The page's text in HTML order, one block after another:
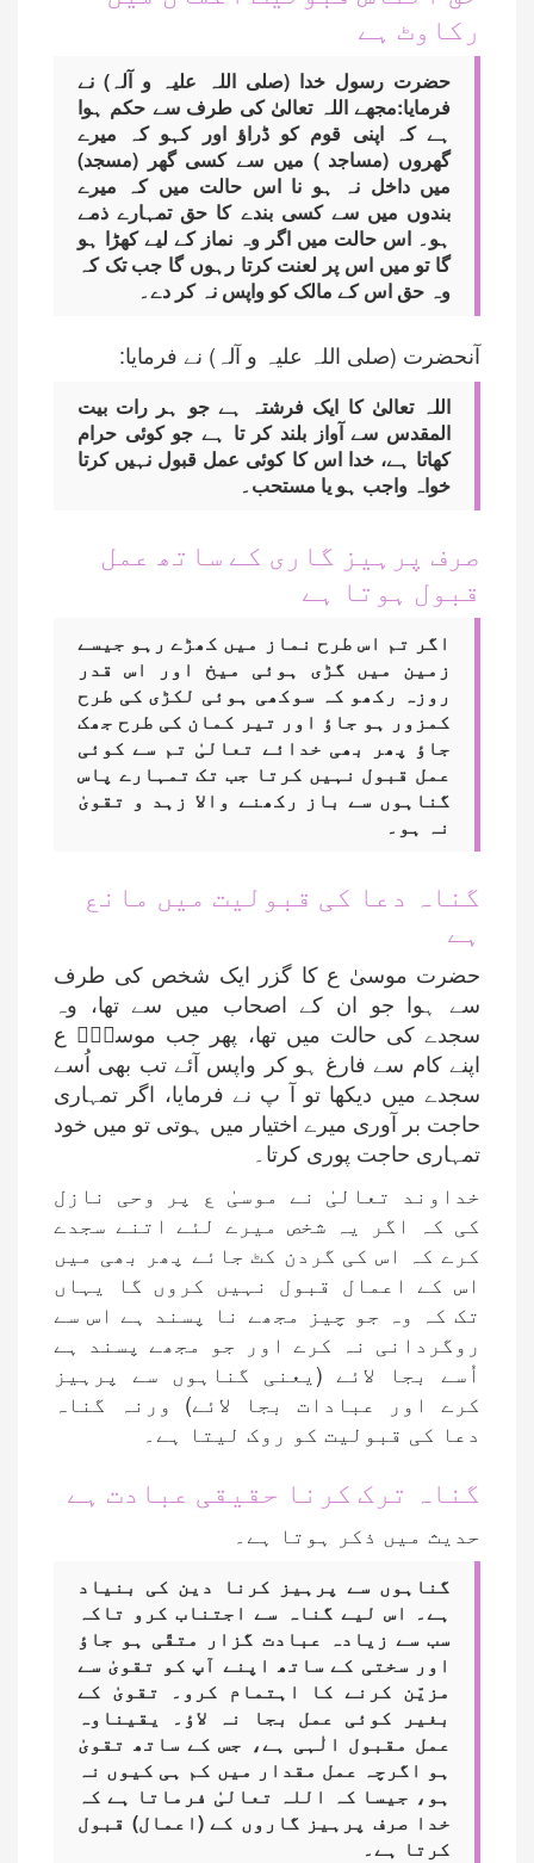
رکاوٹ ہے
حضرت رسول خدا (صلی اللہ علیہ و آلہ) نے
فرمایا:مجھے اللہ تعالیٰ کی طرف سے حکم ہوا
ہے کہ اپنی قوم کو ڈراؤ اور کہو کہ میرے
گھروں (مساجد ) میں سے کسی گھر (مسجد)
میں داخل نہ ہو نا اس حالت میں کہ میرے
بندوں میں سے کسی بندے کا حق تمہارے ذمے
ہو۔ اس حالت میں اگر وہ نماز کے لیے کھڑا ہو
گا تو میں اس پر لعنت کرتا رہوں گا جب تک کہ
وہ حق اس کے مالک کو واپس نہ کر دے۔
آنحضرت (صلی اللہ علیہ و آلہ) نے فرمایا:
اللہ تعالیٰ کا ایک فرشتہ ہے جو ہر رات بیت
المقدس سے آواز بلند کر تا ہے جو کوئی حرام
کھاتا ہے، خدا اس کا کوئی عمل قبول نہیں کرتا
خواہ واجب ہو یا مستحب۔
صرف پرہیز گاری کے ساتھ عمل
قبول ہوتا ہے
اگر تم اس طرح نماز میں کھڑے رہو جیسے
زمین میں گڑی ہوئی میخ اور اس قدر
روزہ رکھو کہ سوکھی ہوئی لکڑی کی طرح
کمزور ہو جاؤ اور تیر کمان کی طرح جھک
جاؤ پھر بھی خدائے تعالیٰ تم سے کوئی
عمل قبول نہیں کرتا جب تک تمہارے پاس
گناہوں سے باز رکھنے والا زہد و تقویٰ
نہ ہو۔
گناہ دعا کی قبولیت میں مانع
ہے
حضرت موسیٰ ع کا گزر ایک شخص کی طرف
سے ہوا جو ان کے اصحاب میں سے تھا، وہ
سجدے کی حالت میں تھا، پھر جب موسیٰؑ ع
اپنے کام سے فارغ ہو کر واپس آئے تب بھی اُسے
سجدے میں دیکھا تو آ پ نے فرمایا، اگر تمہاری
حاجت بر آوری میرے اختیار میں ہوتی تو میں خود
تمہاری حاجت پوری کرتا۔
خداوند تعالیٰ نے موسیٰ ع پر وحی نازل
کی کہ اگر یہ شخص میرے لئے اتنے سجدے
کرے کہ اس کی گردن کٹ جائے پھر بھی میں
اس کے اعمال قبول نہیں کروں گا یہاں
تک کہ وہ جو چیز مجھے نا پسند ہے اس سے
روگردانی نہ کرے اور جو مجھے پسند ہے
اُسے بجا لائے (یعنی گناہوں سے پرہیز
کرے اور عبادات بجا لائے) ورنہ گناہ
دعا کی قبولیت کو روک لیتا ہے۔
گناہ ترک کرنا حقیقی عبادت ہے
حدیث میں ذکر ہوتا ہے۔
گناہوں سے پرہیز کرنا دین کی بنیاد
ہے۔ اس لیے گناہ سے اجتناب کرو تاکہ
سب سے زیادہ عبادت گزار متقّی ہو جاؤ
اور سختی کے ساتھ اپنے آپ کو تقویٰ سے
مزیّن کرنے کا اہتمام کرو۔ تقویٰ کے
بغیر کوئی عمل بجا نہ لاؤ۔ یقیناوہ
عمل مقبول الٰہی ہے، جس کے ساتھ تقویٰ
ہو اگرچہ عمل مقدار میں کم ہی کیوں نہ
ہو، جیسا کہ اللہ تعالیٰ فرماتا ہے کہ
خدا صرف پرہیز گاروں کے (اعمال) قبول
کرتا ہے۔